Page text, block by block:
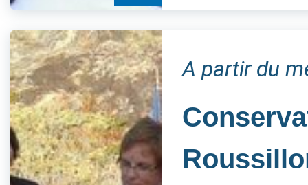
A partir du